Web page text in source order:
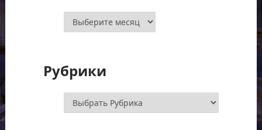
Архивы
Рубрики
Рубрики